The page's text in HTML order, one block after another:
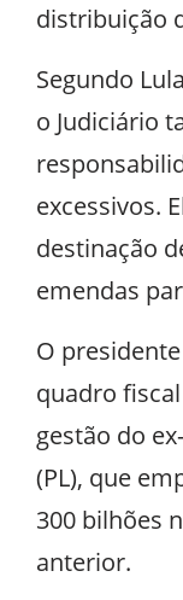
distribuição
Segundo
o Judiciário
excessivos.
destinação
emendas
O
quadro
gestão do
(PL), que
300 bilhões
anterior.